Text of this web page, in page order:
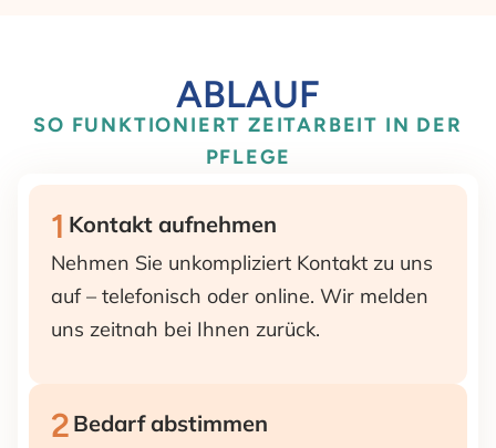
1 Kontakt aufnehmen
Nehmen Sie unkompliziert Kontakt zu uns
auf – telefonisch oder online. Wir melden
uns zeitnah bei Ihnen zurück.
2 Bedarf abstimmen
ABLAUF
SO FUNKTIONIERT ZEITARBEIT IN DER
PFLEGE